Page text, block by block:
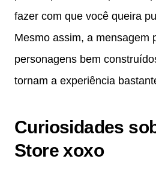
fazer com que você queira
Mesmo assim, a mensagem
personagens bem
tornam a experiência
Curiosidades
Store xoxo